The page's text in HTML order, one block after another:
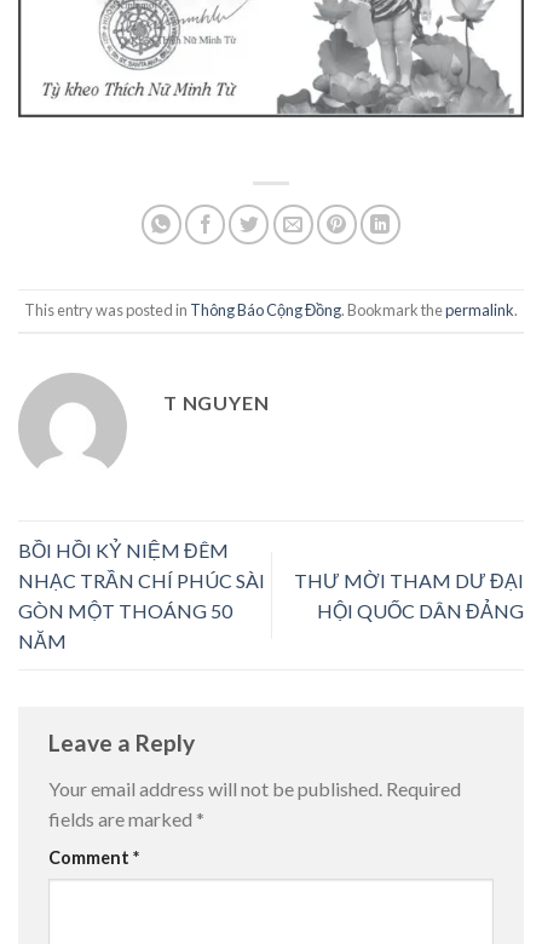
This entry was posted in Thông Báo Cộng Đồng. Bookmark thepermalink.
T NGUYEN
BỒI HỒI KỶ NIỆM ĐÊM
NHẠC TRẦN CHÍ PHÚC SÀI
GÒN MỘT THOÁNG 50
NĂM
THƯ MỜI THAM DƯ ĐẠI
HỘI QUỐC DÂN ĐẢNG
Leave a Reply
Your email address will not be published. Required
fields are marked *
Comment *